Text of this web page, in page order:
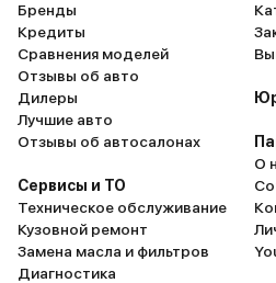
Chery • Tiggo 7L
В наличии
Серебристый серый 4
и еще 60 опций
2 735 000 ₽
2 184 750 ₽
Бренды
Кредиты
Сравнения моделей
Отзывы об авто
Дилеры
Лучшие авто
Отзывы об автосалонах
Сервисы и ТО
Техническое обслуживание
Кузовной ремонт
Замена масла и фильтров
Диагностика
О